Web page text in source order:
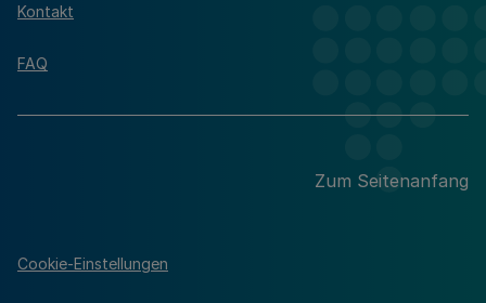
Kontakt
FAQ
Zum Seitenanfang
Cookie-Einstellungen